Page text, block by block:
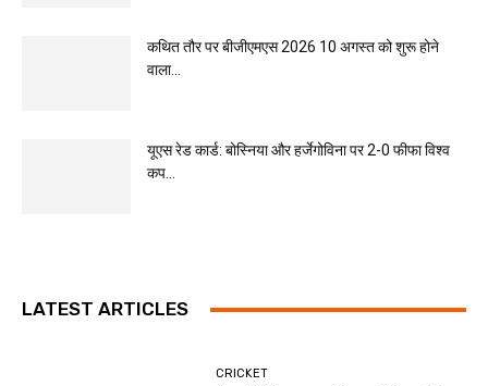
कथित तौर पर बीजीएमएस 2026 10 अगस्त को शुरू होने
वाला...
यूएस रेड कार्ड: बोस्निया और हर्जेगोविना पर 2-0 फीफा विश्व
कप...
LATEST ARTICLES
CRICKET